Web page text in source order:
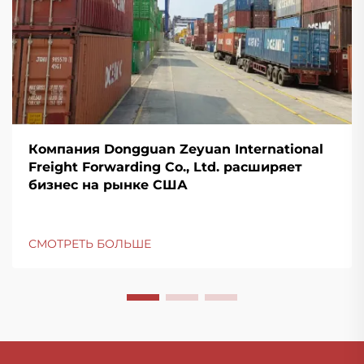
Компания Dongguan Zeyuan International
Freight Forwarding Co., Ltd. расширяет
бизнес на рынке США
СМОТРЕТЬ БОЛЬШЕ